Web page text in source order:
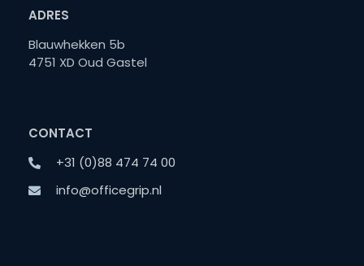
ADRES
Blauwhekken 5b
4751 XD Oud Gastel
CONTACT
+31 (0)88 474 74 00
info@officegrip.nl